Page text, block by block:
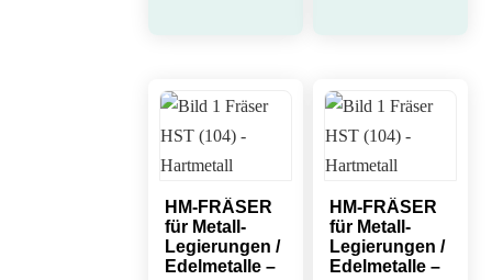
HM-FRÄSER
für Metall-
Legierungen /
Edelmetalle –
HM-FRÄSER
für Metall-
Legierungen /
Edelmetalle –